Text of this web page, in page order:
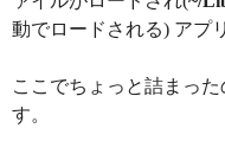
動でロードされる) アプ
ここでちょっと詰まっ
す。